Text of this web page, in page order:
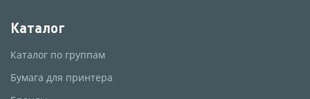
Каталог
Каталог по группам
Бумага для принтера